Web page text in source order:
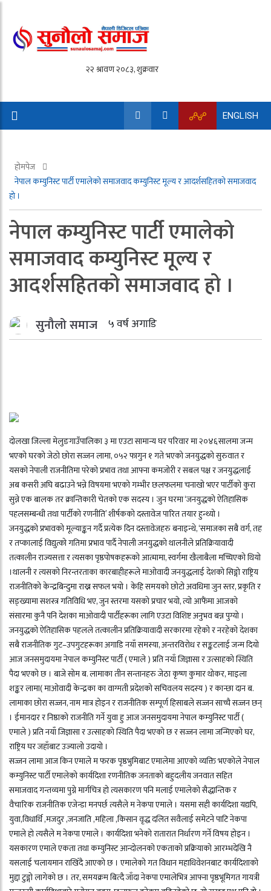
ENGLISH
होमपेज
नेपाल कम्युनिस्ट पार्टी एमालेको समाजवाद कम्युनिस्ट मूल्य र आदर्शसहितको समाजवाद
हो ।
नेपाल कम्युनिस्ट पार्टी एमालेको
समाजवाद कम्युनिस्ट मूल्य र
आदर्शसहितको समाजवाद हो ।
सुनौलो समाज ५ वर्ष अगाडि
दोलखा जिल्ला मेलुङगाउँपालिका ३ मा एउटा सामान्य घर परिवार मा २०४६सालमा जन्म
भएको घरको जेठो छोरा सज्जन लामा, ०५२ फागुन १ गते भएको जनयुद्धको सुरुवात र
यसको नेपाली राजनीतिमा परेको प्रभाव तथा आफ्ना कमजोरी र सबल पक्ष र जनयुद्धलाई
अब कसरी अघि बढाउने भन्ने विषयमा भएको गम्भीर छलफलमा चनाखाे भएर पार्टीकाे कुरा
सुन्ने एक बालक तर क्रान्तिकारी चेतको एक सदस्य । जुन घरमा ‘जनयुद्धको ऐतिहासिक
पहलसम्बन्धी तथा पार्टीको रणनीति’ शीर्षकको दस्तावेज पारित तयार हुन्थ्यो ।
जनयुद्धको प्रभावको मूल्याङ्कन गर्दै प्रत्येक दिन दस्तावेजहरु बनाइन्थे, ‘समाजका सबै वर्ग, तह
र तप्कालाई विद्युत्को गतिमा प्रभाव पार्दै नेपाली जनयुद्धको थालनीले प्रतिक्रियावादी
तत्कालीन राज्यसत्ता र त्यसका पृष्ठपोषकहरूको आत्मामा, स्वर्गमा खैलाबैला मच्चिएको थियो
।थालनी र त्यसको निरन्तरताका कारबाहीहरूले माओवादी जनयुद्धलाई देशको सिङ्गो राष्ट्रिय
राजनीतिको केन्द्रबिन्दुमा राख्न सफल भयो । केहि समयको छोटो अवधिमा जुन स्तर, प्रकृति र
सङ्ख्यामा सशस्त्र गतिविधि भए, जुन स्तरमा यसको प्रचार भयो, त्यो आफैंमा आजको
संसारमा कुनै पनि देशका माओवादी पार्टीहरूका लागि एउटा विशिष्ट अनुभव बन्न पुग्यो ।
जनयुद्धको ऐतिहासिक पहलले तत्कालीन प्रतिक्रियावादी सरकारमा रहेको र नरहेको देशका
सबै राजनीतिक गुट–उपगुटहरूका अगाडि नयाँ समस्या, अन्तरविरोध र सङ्कटलाई जन्म दियो
आज जनसमुदायमा नेपाल कम्युनिस्ट पार्टी ( एमाले ) प्रति नयाँ जिज्ञासा र उत्साहको स्थिति
पैदा भएको छ । बाजे सोम ब. लामाका तीन सन्तानहरु जेठा कृष्ण कुमार थोकर, माइला
शङ्कर लामा( माओवादी केन्द्रका का वाग्मती प्रदेशको सचिवलय सदस्य ) र कान्छा दान ब.
लामाका छोरा सज्जन, नाम मात्र होइन र राजनीतिक सम्पूर्ण हिसाबले सज्जन साच्चै सज्जन छन्
। ईमानदार र निष्ठाको राजनीति गर्ने युवा हु आज जनसमुदायमा नेपाल कम्युनिस्ट पार्टी (
एमाले ) प्रति नयाँ जिज्ञासा र उत्साहको स्थिति पैदा भएको छ र सज्जन लामा जन्मिएको घर,
राष्ट्रिय घर जहाँबाट उज्यालो उदायो ।
सज्जन लामा आज किन एमाले म फरक पृष्ठभुमिबाट एमालेमा आएको व्यक्ति भएकोले नेपाल
कम्युनिस्ट पार्टी एमालेको कार्यदिशा रणनीतिक जनताको बहुदलीय जनवात सहित
समाजवाद गन्तव्यमा पुग्ने मार्गचित्र हो त्यसकारण पनि मलाई एमालेको सैद्धान्तिक र
वैचारिक राजनीतिक एजेन्डा मनपर्छ त्यसैले म नेकपा एमाले । यसमा सही कार्यदिशा यद्यपि,
युवा,विधार्थि ,मजदुर ,जनजाति ,महिला ,किसान वृद्ध दलित सवैलाई समेटने पाटि नेकपा
एमाले हाे त्यसैले म नेकपा एमाले । कार्यदिशा भनेको रातारात निर्धारण गर्ने विषय होइन ।
यसकारण एमाले एकता तथा कम्युनिस्ट आन्दोलनको एकताको प्रक्रियाको आरम्भदेखि नै
यसलाई चलायमान राखिँदै आएको छ । एमालेको गत विधान महाधिवेशनबाट कार्यदिशाको
मुद्दा टुङ्गो लागेको छ । तर, समयक्रम बित्दै जाँदा नेकपा एमालेभित्र आफ्ना पृष्ठभूमिगत गायत्री